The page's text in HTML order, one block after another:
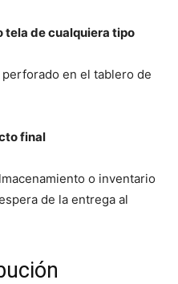
tela de cualquiera tipo
en el tablero de
final
o inventario
de la entrega al